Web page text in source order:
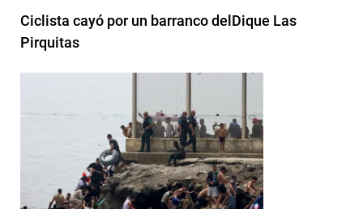
Ciclista cayó por un barranco delDique Las
Pirquitas